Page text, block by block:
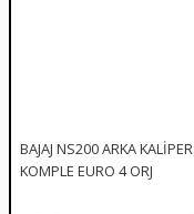
BAJAJ NS200 ARKA KALİPER
KOMPLE EURO 4 ORJ